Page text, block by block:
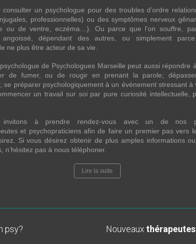
un psychologue pour des troubles d’ordre
professionnelles) ou des symptômes nerveux
ou de ventre, eczéma…). Ou parce que l’on souffre,
angoissé, dépendant des autres, ou simplement
ne plus être acteur de sa vie.
de Psychologues Marseille peut aussi répondre
de fumer, ou de rougir en prenant la parole;
se préparer psychologiquement à un événement stressant à
un travail sur soi par pure curiosité intellectuelle,
à prendre rendez-vous avec un de nos
et psychopraticiens afin de faire un premier pas vers
Si vous désirez obtenir de plus amples informations
n’hésitez pas à nous téléphoner.
Lire la suite
psy? Nouveaux thérapeutes